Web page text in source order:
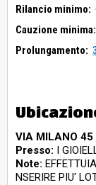
Rilancio minimo:
Cauzione minima:
Prolungamento:
VIA MILANO
Presso: I
Note:
NSERIRE PIU'